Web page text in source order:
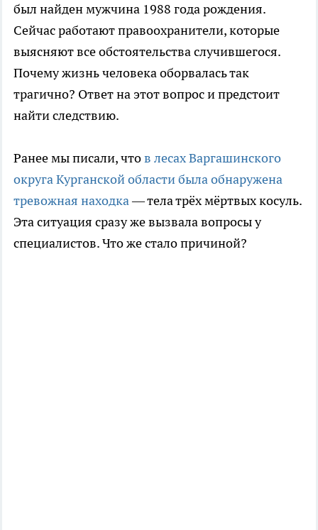
был найден мужчина 1988 года рождения.
Сейчас работают правоохранители, которые
выясняют все обстоятельства случившегося.
Почему жизнь человека оборвалась так
трагично? Ответ на этот вопрос и предстоит
найти следствию.
Ранее мы писали, чтов лесах Варгашинского
округа Курганской области была обнаружена
тревожная находка— тела трёх мёртвых косуль.
Эта ситуация сразу же вызвала вопросы у
специалистов. Что же стало причиной?